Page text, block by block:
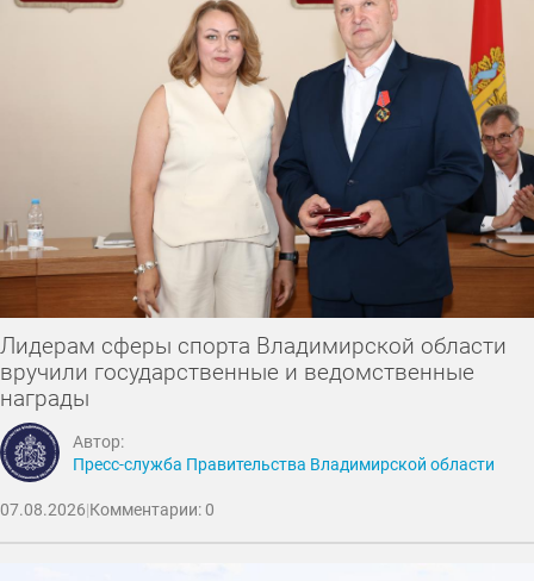
Лидерам сферы спорта Владимирской области
вручили государственные и ведомственные
награды
Автор:
Пресс-служба Правительства Владимирской области
07.08.2026|Комментарии: 0